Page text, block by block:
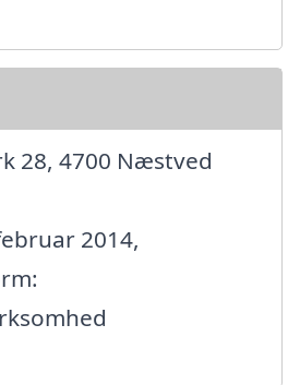
28, 4700 Næstved
2014,